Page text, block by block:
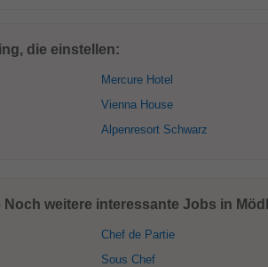
die einstellen:
Mercure Hotel
Vienna House
Alpenresort Schwarz
weitere interessante Jobs in
Chef de Partie
Sous Chef